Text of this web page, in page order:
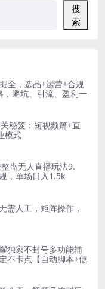
搜
索
全，选品+运营+合规
避坑、引流、盈利一
秘笈：短视频篇+直
模式
蛊无人直播玩法9.
，单场日入1.5k
需人工，矩阵操作，
独家不封号多功能辅
不卡点【自动脚本+使